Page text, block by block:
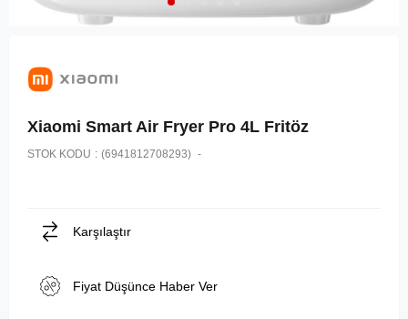
Xiaomi Smart Air Fryer Pro 4L Fritöz
STOK KODU (6941812708293)
Karşılaştır
Fiyat Düşünce Haber Ver